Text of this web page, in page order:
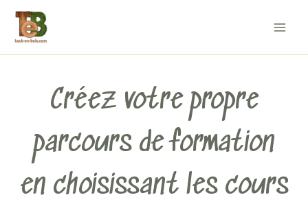
contenu
Créez votre propre
parcours de formation
en choisissant les cours